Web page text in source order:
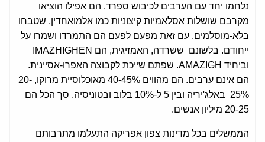
נלחמו יחד עם הערבים לכיבוש ספרד. הם אפילו הוציאו
מקרבם שושלות אסלאמיות קיצוניות כמו אלמואחדין, שטבחו
בלא-מוסלמים. עם זאת מפעם לפעם הם התמרדו ושמרו על
ייחודם. בלשונם ששרדה, האמזיגית, הם IMAZHIGHEN
וביחיד AMAZIGH. שפתם שייכת לקבוצה האפרו-אסיינית.
הם אינם ערבים. הם מהווים 40-45% מאוכלוסיית מרוקו, 20-
25% באלג'יריה ובין 5 ל-10% בלוב ובטוניסיה. סך הכל הם
20-25 מיליון אנשים.
הממשלים בכל מדינות צפון אפריקה התעלמו מתרבותם